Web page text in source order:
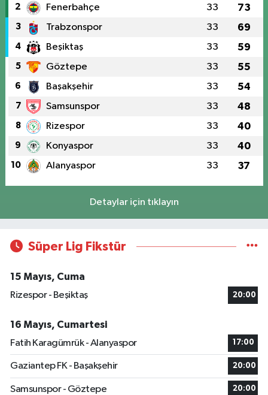
2 Fenerbahçe 33 73
3 Trabzonspor 33 69
4 Beşiktaş 33 59
5 Göztepe 33 55
6 Başakşehir 33 54
7 Samsunspor 33 48
8 Rizespor 33 40
9 Konyaspor 33 40
10 Alanyaspor 33 37
Detaylar için tıklayın
Süper Lig Fikstür
15 Mayıs, Cuma
Rizespor - Beşiktaş
20:00
16 Mayıs, Cumartesi
Fatih Karagümrük - Alanyaspor
17:00
Gaziantep FK - Başakşehir 20:00
Samsunspor - Göztepe 20:00